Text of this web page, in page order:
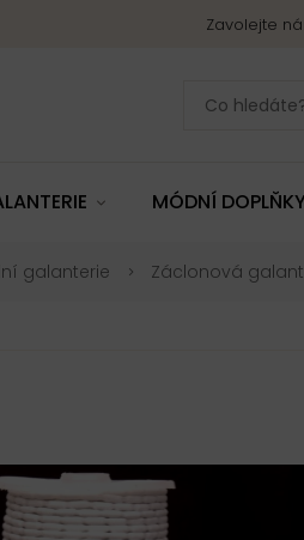
Zavolejte
MÓDNÍ
galanterie Záclonová